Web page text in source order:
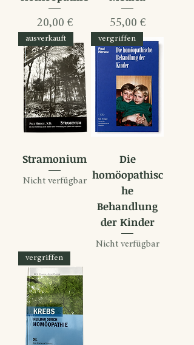
Preis
20,00 € Preis
55,00 €
ausverkauft
Stramonium
Nicht verfügbar
vergriffen
Die
homöopathisc
he
Behandlung
der Kinder
Nicht verfügbar
vergriffen